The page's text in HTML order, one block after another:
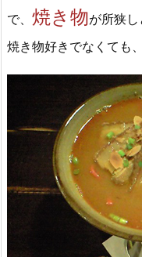
で、 焼き物が所狭し
焼き物好きでなくても